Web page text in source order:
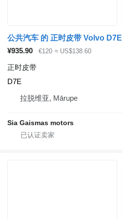
公共汽车 的 正时皮带 Volvo D7E
¥935.90
€120 ≈ US$138.60
正时皮带
D7E
拉脱维亚, Mārupe
Sia Gaismas motors